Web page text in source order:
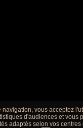
navigation, vous acceptez
d'audiences et vous
adaptés selon vos centres